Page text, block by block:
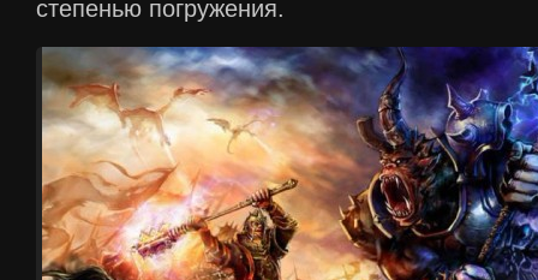
степенью погружения.